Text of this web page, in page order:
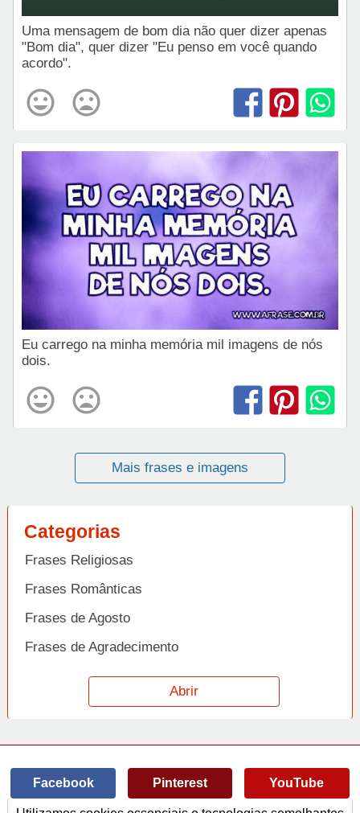
Uma mensagem de bom dia não quer dizer apenas
"Bom dia", quer dizer "Eu penso em você quando
acordo".
Eu carrego na minha memória mil imagens de nós
dois.
Mais frases e imagens
Categorias
Frases Religiosas
Frases Românticas
Frases de Agosto
Frases de Agradecimento
Frases de Amizade
Frases de Amor
Frases de Arrependimento
Abrir
Facebook Pinterest YouTube